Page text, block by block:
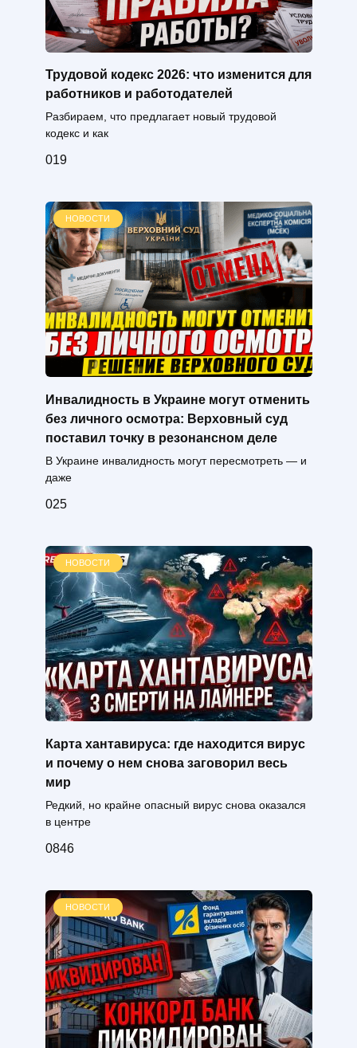
Трудовой кодекс 2026: что изменится для
работников и работодателей
Разбираем, что предлагает новый трудовой
кодекс и как
019
НОВОСТИ
Инвалидность в Украине могут отменить
без личного осмотра: Верховный суд
поставил точку в резонансном деле
В Украине инвалидность могут пересмотреть — и
даже
025
НОВОСТИ
Карта хантавируса: где находится вирус
и почему о нем снова заговорил весь
мир
Редкий, но крайне опасный вирус снова оказался
в центре
0846
НОВОСТИ